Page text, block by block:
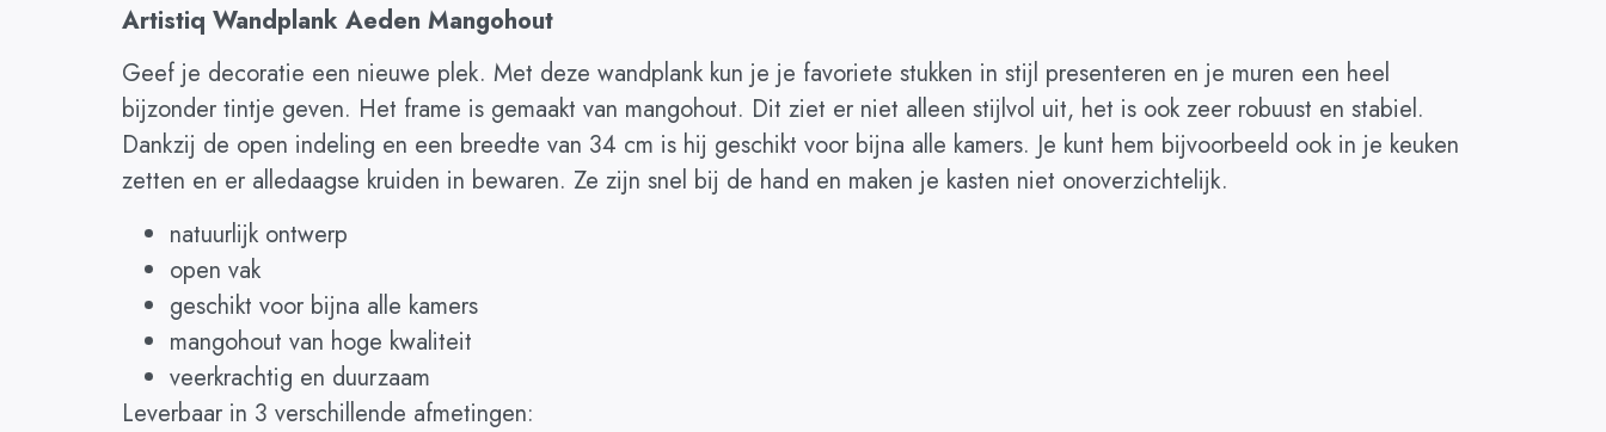
Artistiq Wandplank Aeden Mangohout
Geef je decoratie een nieuwe plek. Met deze wandplank kun je je favoriete stukken in stijl presenteren en je muren een heel
bijzonder tintje geven. Het frame is gemaakt van mangohout. Dit ziet er niet alleen stijlvol uit, het is ook zeer robuust en stabiel.
Dankzij de open indeling en een breedte van 34 cm is hij geschikt voor bijna alle kamers. Je kunt hem bijvoorbeeld ook in je keuken
zetten en er alledaagse kruiden in bewaren. Ze zijn snel bij de hand en maken je kasten niet onoverzichtelijk.
natuurlijk ontwerp
open vak
geschikt voor bijna alle kamers
mangohout van hoge kwaliteit
veerkrachtig en duurzaam
Leverbaar in 3 verschillende afmetingen: